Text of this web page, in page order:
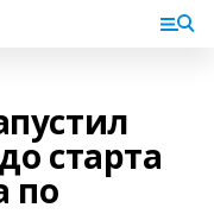
старта
по